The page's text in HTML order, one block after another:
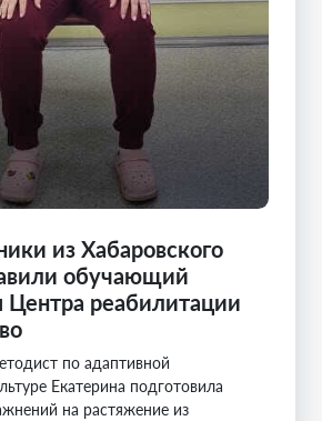
из Хабаровского
обучающий
Центра реабилитации
по адаптивной
Екатерина подготовила
на растяжение из